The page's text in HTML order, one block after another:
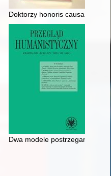
pierwszych gazet
Doktorzy honoris causa
powstańcom
Dwa modele postrzegania